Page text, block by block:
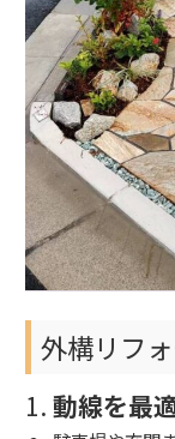
外構リフ
1. 動線を最